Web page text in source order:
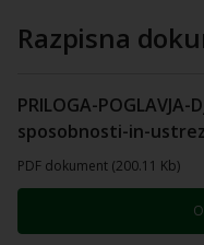
Razpisna
PRILOGA-
sposobnosti-in-
PDF dokument (200.11 Kb)